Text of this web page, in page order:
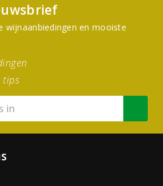
wijnaanbiedingen en mooiste
tips